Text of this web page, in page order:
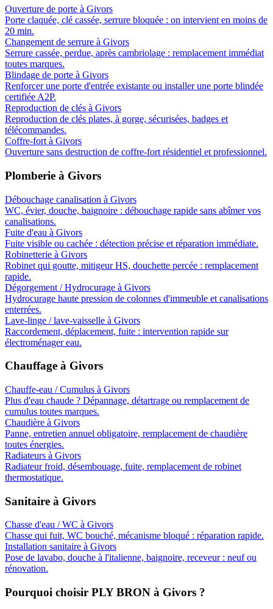
Ouverture de porte à Givors
Porte claquée, clé cassée, serrure bloquée : on intervient en moins de
20 min.
Changement de serrure à Givors
Serrure cassée, perdue, après cambriolage : remplacement immédiat
toutes marques.
Blindage de porte à Givors
Renforcer une porte d'entrée existante ou installer une porte blindée
certifiée A2P.
Reproduction de clés à Givors
Reproduction de clés plates, à gorge, sécurisées, badges et
télécommandes.
Coffre-fort à Givors
Ouverture sans destruction de coffre-fort résidentiel et professionnel.
Plomberie à Givors
Débouchage canalisation à Givors
WC, évier, douche, baignoire : débouchage rapide sans abîmer vos
canalisations.
Fuite d'eau à Givors
Fuite visible ou cachée : détection précise et réparation immédiate.
Robinetterie à Givors
Robinet qui goutte, mitigeur HS, douchette percée : remplacement
rapide.
Dégorgement / Hydrocurage à Givors
Hydrocurage haute pression de colonnes d'immeuble et canalisations
enterrées.
Lave-linge / lave-vaisselle à Givors
Raccordement, déplacement, fuite : intervention rapide sur
électroménager eau.
Chauffage à Givors
Chauffe-eau / Cumulus à Givors
Plus d'eau chaude ? Dépannage, détartrage ou remplacement de
cumulus toutes marques.
Chaudière à Givors
Panne, entretien annuel obligatoire, remplacement de chaudière
toutes énergies.
Radiateurs à Givors
Radiateur froid, désembouage, fuite, remplacement de robinet
thermostatique.
Sanitaire à Givors
Chasse d'eau / WC à Givors
Chasse qui fuit, WC bouché, mécanisme bloqué : réparation rapide.
Installation sanitaire à Givors
Pose de lavabo, douche à l'italienne, baignoire, receveur : neuf ou
rénovation.
Pourquoi choisir PLY BRON à Givors ?